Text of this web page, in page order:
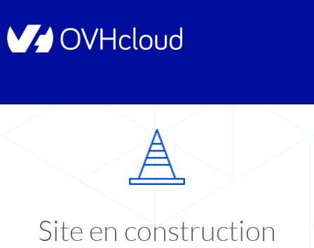
Site en construction